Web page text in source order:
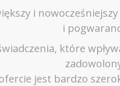
i
i
które
jest bardzo